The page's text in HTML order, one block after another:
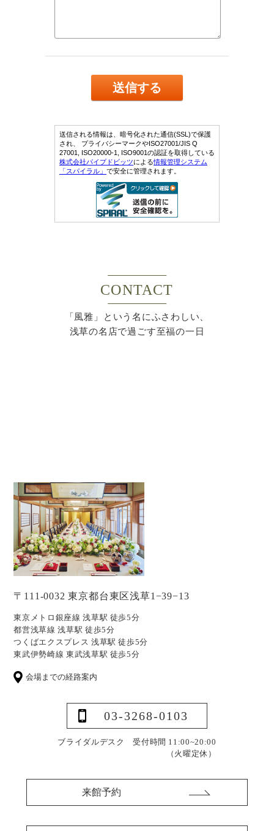
CONTACT
「風雅」という名にふさわしい、
浅草の名店で過ごす至福の一日
〒111-0032 東京都台東区浅草1−39−13
東京メトロ銀座線 浅草駅 徒歩5分
都営浅草線 浅草駅 徒歩5分
つくばエクスプレス 浅草駅 徒歩5分
東武伊勢崎線 東武浅草駅 徒歩5分
会場までの経路案内
03-3268-0103
ブライダルデスク 受付時間 11:00~20:00
（火曜定休）
来館予約